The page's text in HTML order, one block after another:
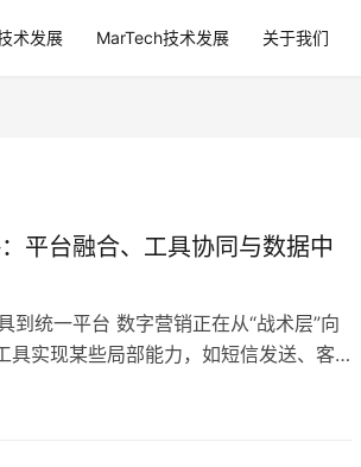
术发展 MarTech技术发展 关于我们
平台融合、工具协同与数据中
到统一平台 数字营销正在从“战术层”向
具实现某些局部能力，如短信发送、客